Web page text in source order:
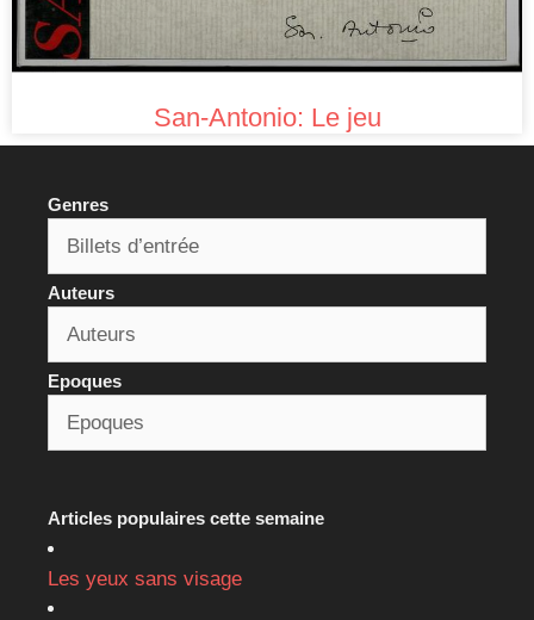
San-Antonio: Le jeu
Genres
Auteurs
Epoques
Articles populaires cette semaine
Les yeux sans visage